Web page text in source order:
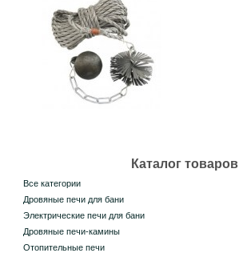
Каталог товаров
Все категории
Дровяные печи для бани
Электрические печи для бани
Дровяные печи-камины
Отопительные печи